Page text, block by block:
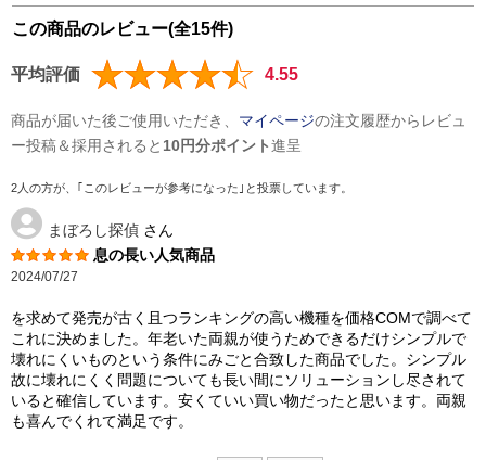
この商品のレビュー(全15件)
平均評価 4.55
商品が届いた後ご使用いただき、 マイページの注文履歴からレビュ
ー投稿＆採用されると 10円分ポイント進呈
2人の方が、｢このレビューが参考になった｣と投票しています。
まぼろし探偵 さん
息の長い人気商品
2024/07/27
を求めて発売が古く且つランキングの高い機種を価格COMで調べて
これに決めました。年老いた両親が使うためできるだけシンプルで
壊れにくいものという条件にみごと合致した商品でした。シンプル
故に壊れにくく問題についても長い間にソリューションし尽されて
いると確信しています。安くていい買い物だったと思います。両親
も喜んでくれて満足です。